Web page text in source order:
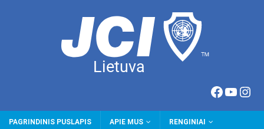
PAGRINDINIS PUSLAPIS APIE MUS RENGINIAI